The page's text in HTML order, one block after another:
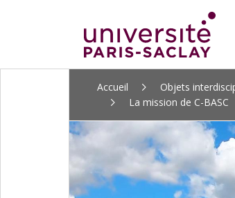
Accueil Objets
La mission de C-BASC